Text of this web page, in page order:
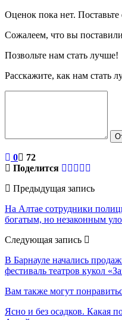
Оценок пока нет.
Сожалеем, что вы
Позвольте нам стать лучше!
Расскажите, как нам стать
0
72
Поделится
Предыдущая запись
На Алтае сотрудники
богатым, но незаконным
Следующая запись
В Барнауле начались
фестиваль театров кукол
Вам также могут
Ясно и без осадков. Какая